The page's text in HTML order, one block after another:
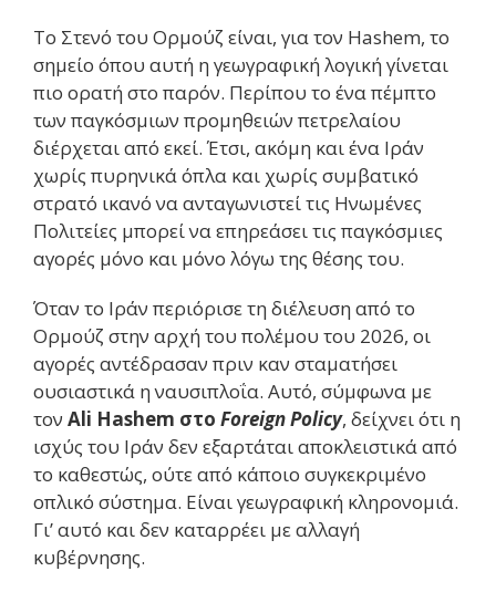
Το Στενό του Ορμούζ είναι, για τον Hashem, το
σημείο όπου αυτή η γεωγραφική λογική γίνεται
πιο ορατή στο παρόν. Περίπου το ένα πέμπτο
των παγκόσμιων προμηθειών πετρελαίου
διέρχεται από εκεί. Έτσι, ακόμη και ένα Ιράν
χωρίς πυρηνικά όπλα και χωρίς συμβατικό
στρατό ικανό να ανταγωνιστεί τις Ηνωμένες
Πολιτείες μπορεί να επηρεάσει τις παγκόσμιες
αγορές μόνο και μόνο λόγω της θέσης του.
Όταν το Ιράν περιόρισε τη διέλευση από το
Ορμούζ στην αρχή του πολέμου του 2026, οι
αγορές αντέδρασαν πριν καν σταματήσει
ουσιαστικά η ναυσιπλοΐα. Αυτό, σύμφωνα με
τον Ali Hashem στο Foreign Policy, δείχνει ότι η
ισχύς του Ιράν δεν εξαρτάται αποκλειστικά από
το καθεστώς, ούτε από κάποιο συγκεκριμένο
οπλικό σύστημα. Είναι γεωγραφική κληρονομιά.
Γι’ αυτό και δεν καταρρέει με αλλαγή
κυβέρνησης.